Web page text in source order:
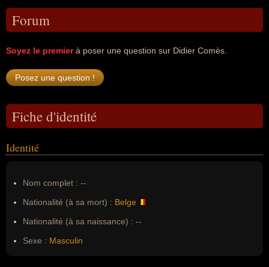
Forum
Soyez le premierà poser une question sur Didier Comès.
Fiche d'identité
Identité
Nom complet : --
Nationalité (à sa mort) : Belge
Nationalité (à sa naissance) : --
Sexe : Masculin